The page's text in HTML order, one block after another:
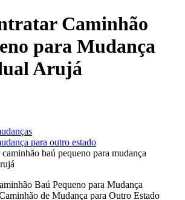
Caminhão
para Mudança
Arujá
para outro estado
baú pequeno para mudança